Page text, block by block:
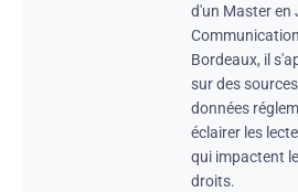
d'un Master en
Bordeaux, il
sur des
données
éclairer les
qui impactent
droits.